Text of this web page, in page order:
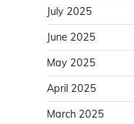
July 2025
June 2025
May 2025
April 2025
March 2025